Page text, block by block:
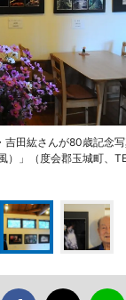
吉田紘さんが80歳記念
）」（度会郡玉城町